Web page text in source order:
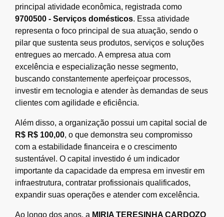
principal atividade econômica, registrada como
9700500 - Serviços domésticos. Essa atividade
representa o foco principal de sua atuação, sendo o
pilar que sustenta seus produtos, serviços e soluções
entregues ao mercado. A empresa atua com
excelência e especialização nesse segmento,
buscando constantemente aperfeiçoar processos,
investir em tecnologia e atender às demandas de seus
clientes com agilidade e eficiência.
Além disso, a organização possui um capital social de
R$ R$ 100,00, o que demonstra seu compromisso
com a estabilidade financeira e o crescimento
sustentável. O capital investido é um indicador
importante da capacidade da empresa em investir em
infraestrutura, contratar profissionais qualificados,
expandir suas operações e atender com excelência.
Ao longo dos anos, a MIRIA TERESINHA CARDOZO